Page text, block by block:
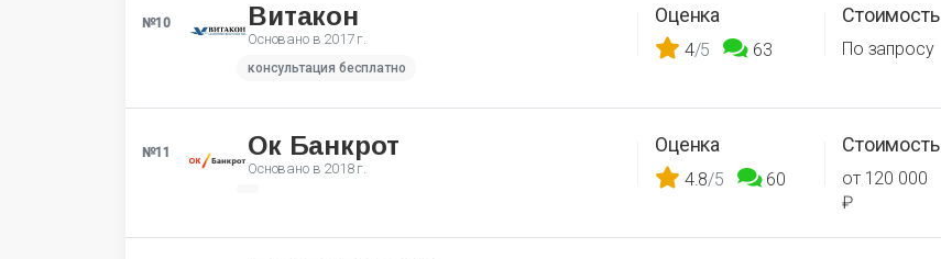
№10 Витакон
Основано в 2017 г.
консультация бесплатно
Оценка
4/5 63
Стоимость
По запросу
№11 Ок Банкрот
Основано в 2018 г.
Оценка
4.8/5 60
Стоимость
от 120 000
₽